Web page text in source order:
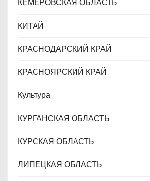
КЕМЕРОВСКАЯ ОБЛАСТЬ
КИТАЙ
КРАСНОДАРСКИЙ КРАЙ
КРАСНОЯРСКИЙ КРАЙ
Культура
КУРГАНСКАЯ ОБЛАСТЬ
КУРСКАЯ ОБЛАСТЬ
ЛИПЕЦКАЯ ОБЛАСТЬ